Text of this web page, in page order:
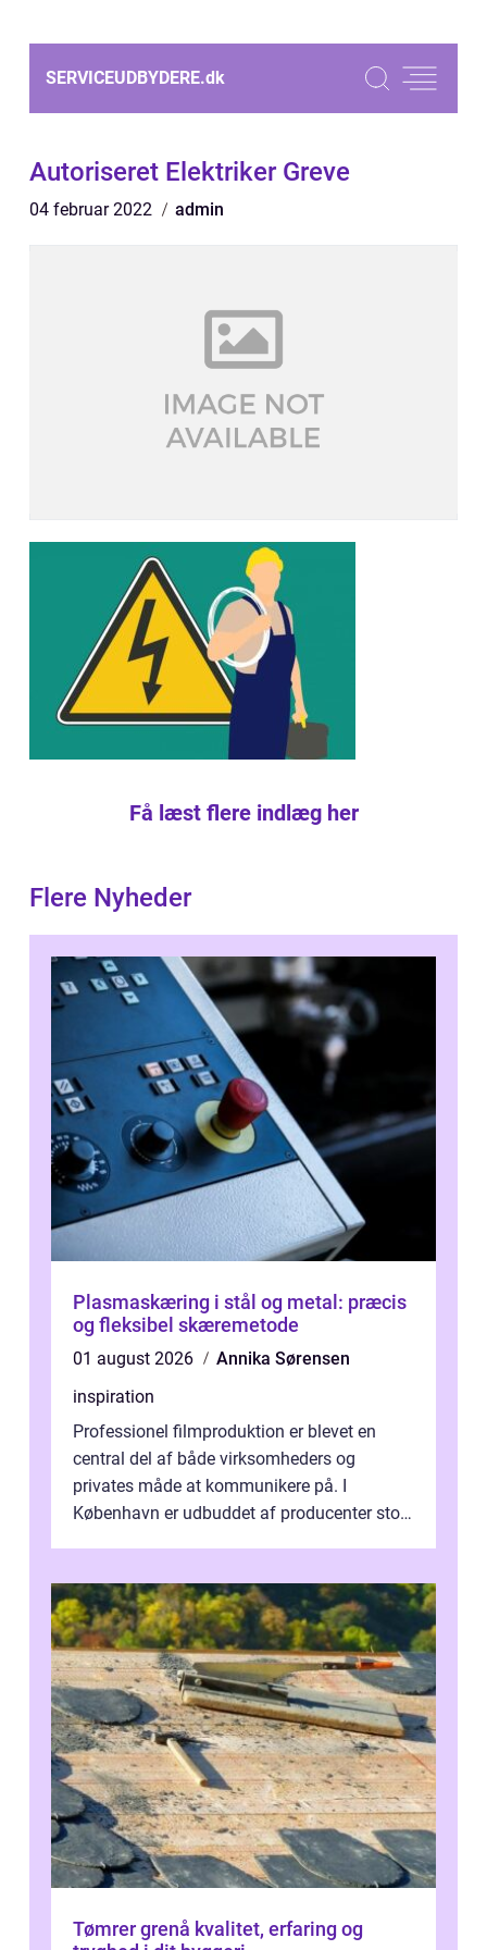
SERVICEUDBYDERE.dk
Autoriseret Elektriker Greve
04 februar 2022 admin
Få læst flere indlæg her
Flere Nyheder
Plasmaskæring i stål og metal: præcis
og fleksibel skæremetode
01 august 2026
Annika Sørensen
inspiration
Professionel filmproduktion er blevet en
central del af både virksomheders og
privates måde at kommunikere på. I
København er udbuddet af producenter stort,
Tømrer grenå kvalitet, erfaring og